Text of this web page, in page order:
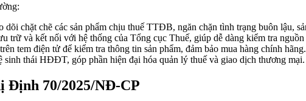
dõi chặt chẽ các sản phẩm chịu thuế TTĐB, ngăn chặn tình trạng buôn lậu,
trữ và kết nối với hệ thống của Tổng cục Thuế, giúp dễ dàng kiểm tra nguồn
tem điện tử để kiểm tra thông tin sản phẩm, đảm bảo mua hàng chính hãng.
sinh thái HĐĐT, góp phần hiện đại hóa quản lý thuế và giao dịch thương mại.
Định 70/2025/NĐ-CP